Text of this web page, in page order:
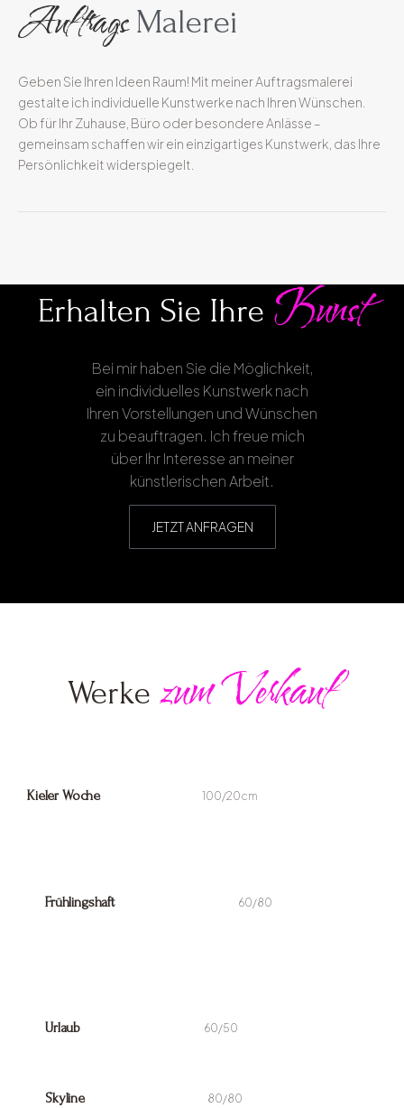
Auftrags Malerei
Geben Sie Ihren Ideen Raum! Mit meiner Auftragsmalerei
gestalte ich individuelle Kunstwerke nach Ihren Wünschen.
Ob für Ihr Zuhause, Büro oder besondere Anlässe –
gemeinsam schaffen wir ein einzigartiges Kunstwerk, das Ihre
Persönlichkeit widerspiegelt.
Erhalten Sie Ihre Kunst
Bei mir haben Sie die Möglichkeit,
ein individuelles Kunstwerk nach
Ihren Vorstellungen und Wünschen
zu beauftragen. Ich freue mich
über Ihr Interesse an meiner
künstlerischen Arbeit.
JETZT ANFRAGEN
Werke zum Verkauf
Kieler Woche 100/20cm
Frühlingshaft 60/80
Urlaub 60/50
Skyline 80/80